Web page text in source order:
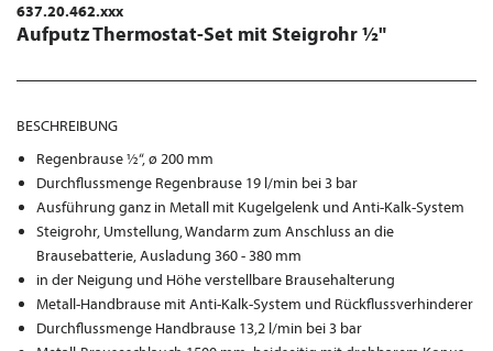
637.20.462.xxx
Aufputz Thermostat-Set mit Steigrohr ½"
BESCHREIBUNG
Regenbrause ½“, ø 200 mm
Durchflussmenge Regenbrause 19 l/min bei 3 bar
Ausführung ganz in Metall mit Kugelgelenk und Anti-Kalk-System
Steigrohr, Umstellung, Wandarm zum Anschluss an die
Brausebatterie, Ausladung 360 - 380 mm
in der Neigung und Höhe verstellbare Brausehalterung
Metall-Handbrause mit Anti-Kalk-System und Rückflussverhinderer
Durchflussmenge Handbrause 13,2 l/min bei 3 bar